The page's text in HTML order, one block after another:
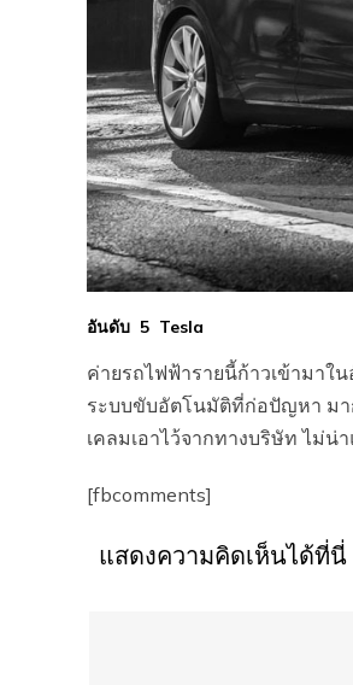
อันดับ 5 Tesla
ค่ายรถไฟฟ้ารายนี้ก้าวเข้ามาใ
ระบบขับอัตโนมัติที่ก่อปัญหา มา
เคลมเอาไว้จากทางบริษัท ไม่น่า
[fbcomments]
แสดงความคิดเห็นได้ที่นี่